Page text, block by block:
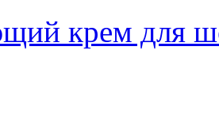
крем для